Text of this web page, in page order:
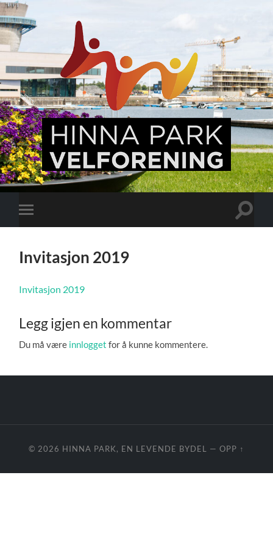
Hinna
Park,
en
Veksle
mobilmeny
Veksle
Invitasjon 2019
Invitasjon 2019
Legg igjen en kommentar
Du må være innlogget for å kunne kommentere.
© 2026 HINNA PARK, EN LEVENDE BYDEL — OPP ↑